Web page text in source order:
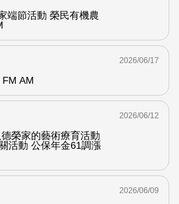
端節活動 榮民有機農
AM
2026/06/17
榮家的藝術療育活動
活動 公保年金61調漲
2026/06/12
2026/06/09